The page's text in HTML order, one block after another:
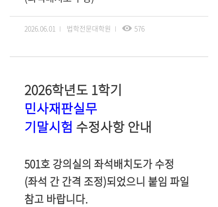
2026.06.01 법학전문대학원 576
2026학년도 1학기
민사재판실무
기말시험 수정사항 안내
501호 강의실의 좌석배치도가 수정
(좌석 간간격 조정)되었으니 붙임 파일
참고 바랍니다.